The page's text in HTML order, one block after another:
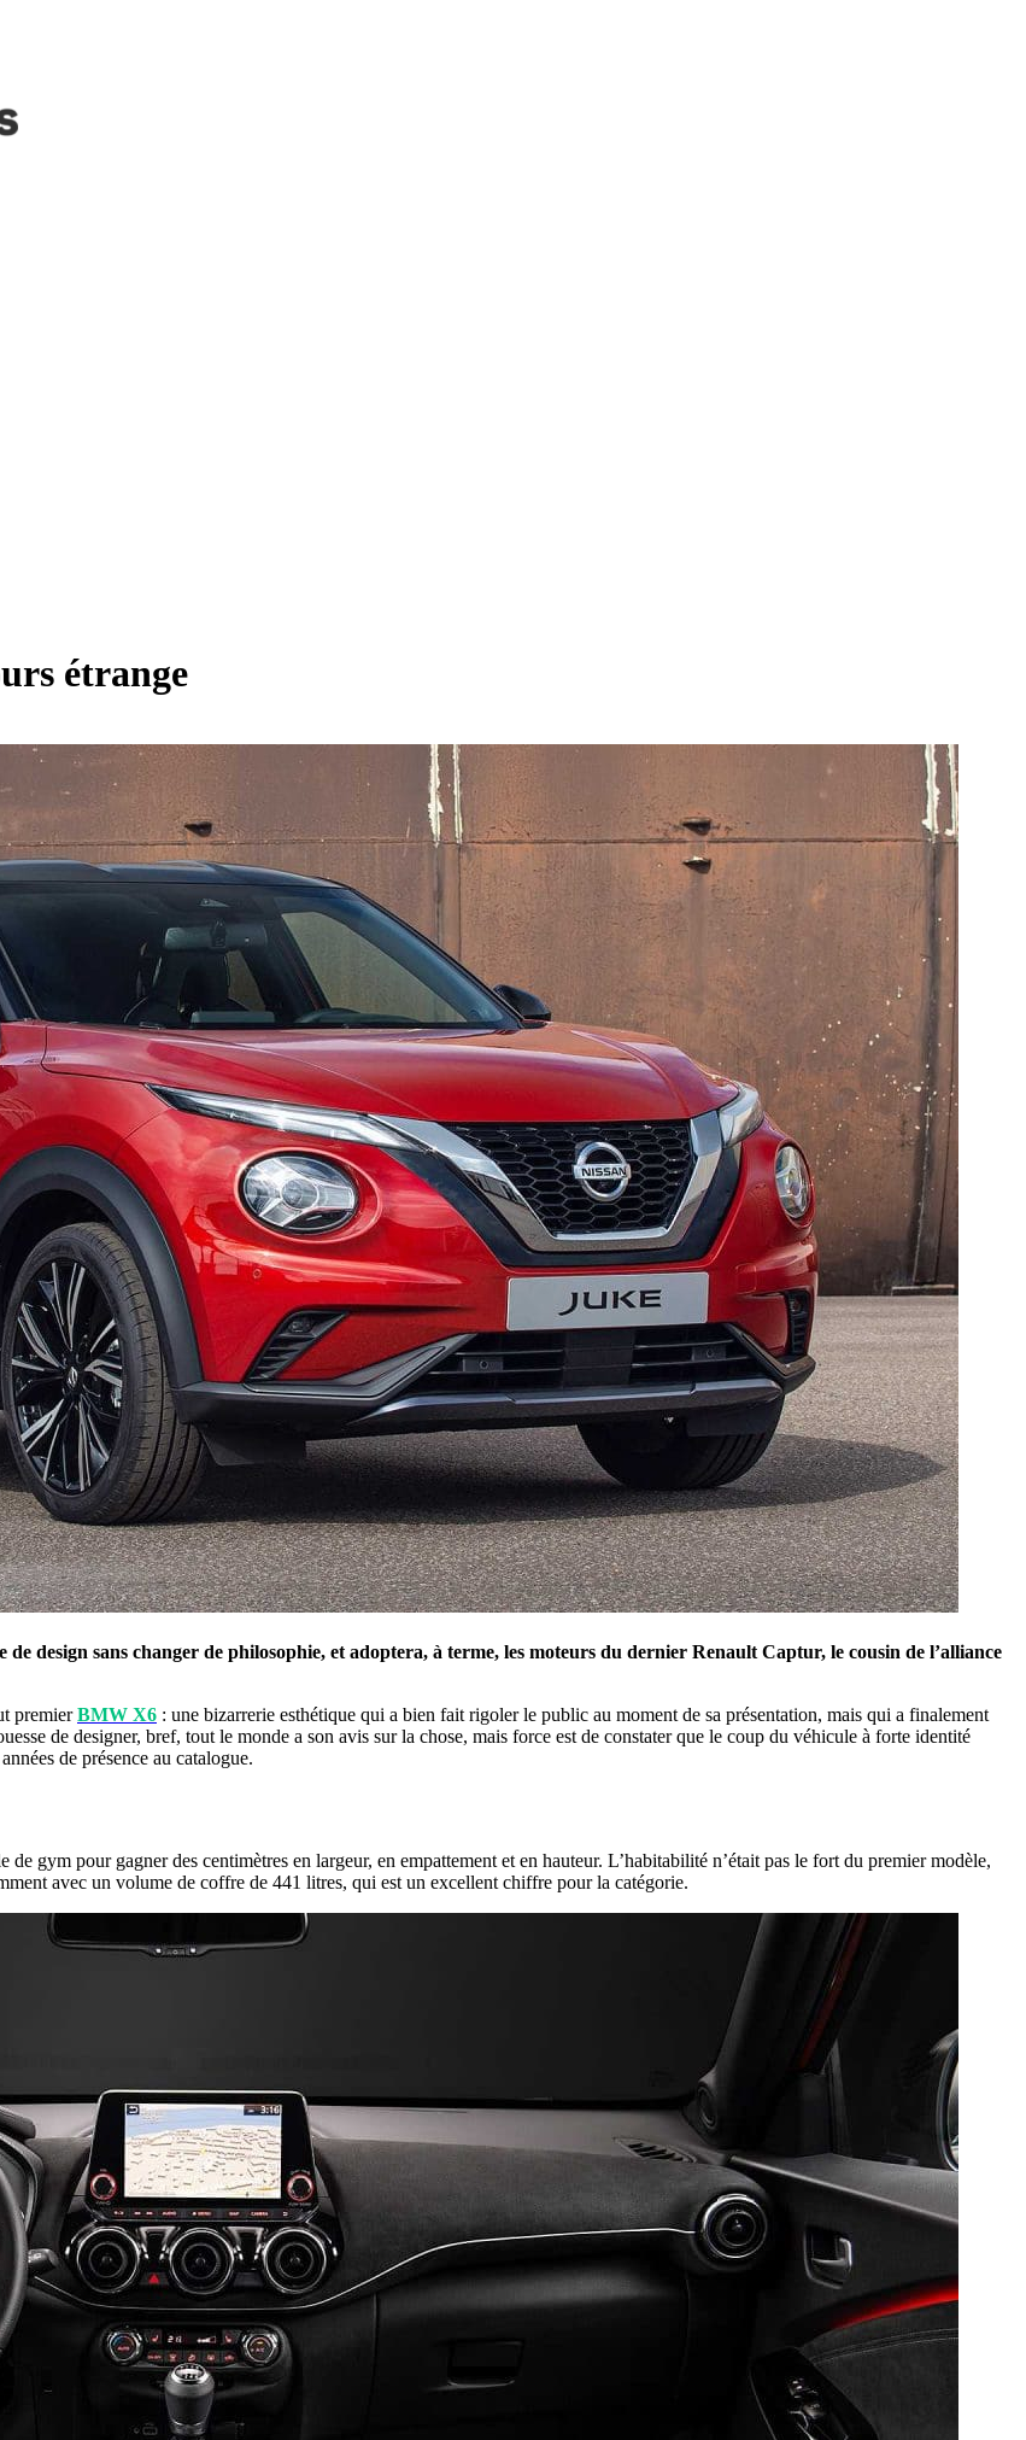
étrange
design sans changer de philosophie, et adoptera, à terme, les moteurs du dernier Renault Captur, le cousin de l’alliance
premierBMW X6 : une bizarrerie esthétique qui a bien fait rigoler le public au moment de sa présentation, mais qui a finalement
de designer, bref, tout le monde a son avis sur la chose, mais force est de constater que le coup du véhicule à forte identité
de présence au catalogue.
de gym pour gagner des centimètres en largeur, en empattement et en hauteur. L’habitabilité n’était pas le fort du premier modèle,
avec un volume de coffre de 441 litres, qui est un excellent chiffre pour la catégorie.